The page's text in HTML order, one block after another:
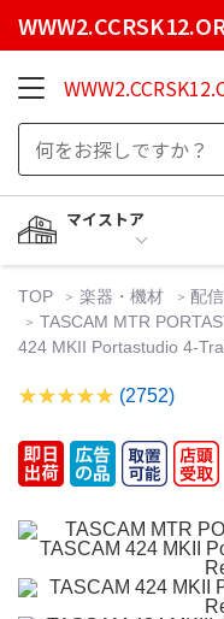
マイストア
TOP 楽器・機材
配
TASCAM MTR
424 MKII Portastudio 4-
(2752)